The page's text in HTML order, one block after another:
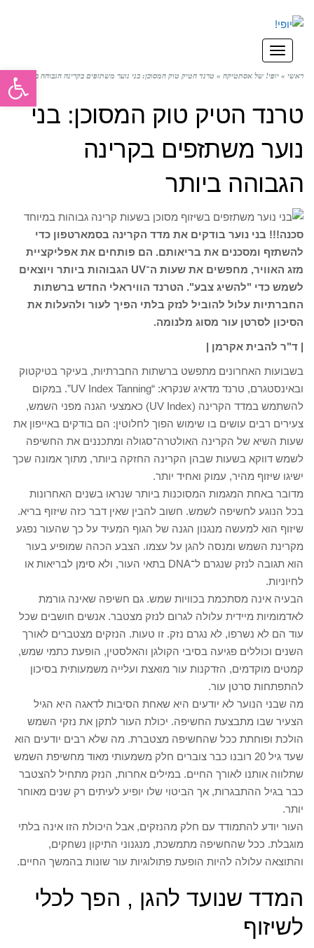
תפריט
ראשי » יופי! של אסתטיקה » טרנד הטיק טוק המסוכן: בני נוער משתזפים בקרינה הגבוהה ביותר
טרנד הטיק טוק המסוכן: בני
נוער משתזפים בקרינה
הגבוהה ביותר
סכנה!!! בני נוער בודקים את מדד הקרינה בסמארטפון כדי
להשתזף ומסכנים את בריאותם. הם פותחים את אפליקציית
מזג האוויר, מחפשים את שעות ה־UV הגבוהות ביותר ויוצאים
לשמש כדי "להשיג צבע". הטרנד הוויראלי החדש ברשתות
החברתיות עלול להוביל לנזק בלתי הפיך לעור ולהעלות את
הסיכון לסרטן עור מסוג מלנומה.
| ד"ר להבית אקרמן |
בשבועות האחרונים מתפשט ברשתות החברתיות, בעיקר בטיקטוק
ובאינסטגרם, טרנד מדאיג שנקרא: “UV Index Tanning”. במקום
להשתמש במדד הקרינה (UV Index) כאמצעי הגנה מפני השמש,
צעירים רבים עושים בו שימוש הפוך לחלוטין: הם בודקים באייפון את
שעות השיא של הקרינה האולטרה־סגולה ומתכננים את החשיפה
לשמש דווקא בשעות שבהן הקרינה החזקה ביותר, מתוך אמונה שכך
ישיגו שיזוף מהיר, עמוק ואחיד יותר.
מדובר באחת המגמות המסוכנות ביותר שנראו בשנים האחרונות
בכל הנוגע לחשיפה לשמש. חשוב להבין שאין דבר כזה שיזוף בריא.
שיזוף הוא למעשה מנגנון הגנה של הגוף המעיד על כך שהעור נפגע
מקרינת השמש ומנסה להגן על עצמו. הצבע הכהה שמופיע בעור
הוא תגובה לנזק שנגרם ל־DNA בתאי העור, ולא סימן לבריאות או
לחיוניות.
הבעיה אינה מסתכמת בכוויות שמש. גם חשיפה שאינה גורמת
לאדמומיות מיידית עלולה לגרום לנזק מצטבר. אנשים חושבים שכל
עוד הם לא נשרפו, לא נגרם נזק. זו טעות. הנזקים מצטברים לאורך
השנים וכוללים פגיעה בסיבי הקולגן והאלסטין, הופעת כתמי שמש,
קמטים מוקדמים, הזדקנות עור מואצת ועלייה משמעותית בסיכון
להתפתחות סרטן עור.
מה שבני הנוער לא יודעים היא שאחת הסיבות לדאגה היא הגיל
הצעיר שבו מתבצעת החשיפה. יכולת העור לתקן את נזקי השמש
הולכת ופוחתת ככל שהחשיפה מצטברת. מה שלא רבים יודעים הוא
שעד גיל 20 רובנו כבר צוברים חלק משמעותי מאוד מחשיפת השמש
שתלווה אותנו לאורך החיים. במילים אחרות, הנזק מתחיל להצטבר
כבר בגיל ההתבגרות, אך הביטוי שלו יופיע לעיתים רק שנים מאוחר
יותר.
העור יודע להתמודד עם חלק מהנזקים, אבל היכולת הזו אינה בלתי
מוגבלת. ככל שהחשיפה מתמשכת, מנגנוני התיקון נשחקים,
והתוצאה עלולה להיות הופעת פתולוגיות עור שונות בהמשך החיים.
המדד שנועד להגן , הפך לכלי
לשיזוף
פתח